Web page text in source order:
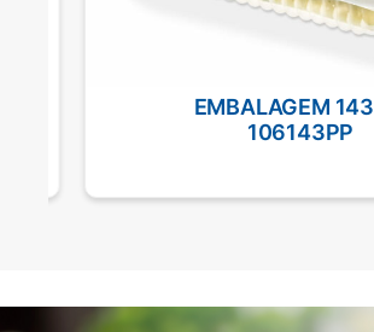
EMBALAGEM 143 PP
106143PP